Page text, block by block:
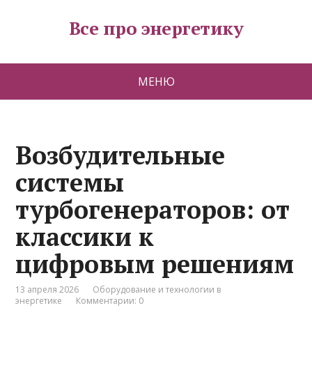
Все про энергетику
МЕНЮ
Возбудительные
системы
турбогенераторов: от
классики к
цифровым решениям
13 апреля 2026
Оборудование и технологии в
энергетике
Комментарии: 0